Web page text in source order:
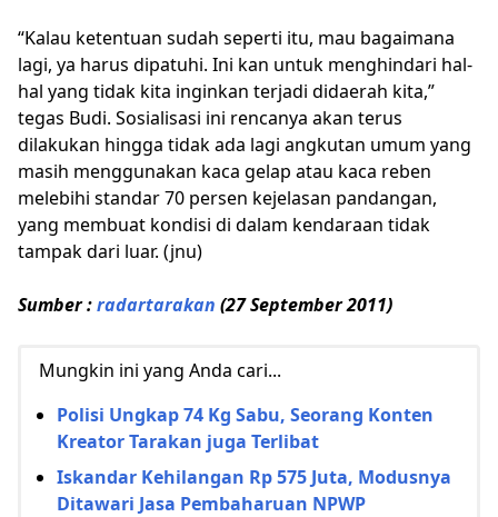
“Kalau ketentuan sudah seperti itu, mau bagaimana
lagi, ya harus dipatuhi. Ini kan untuk menghindari hal-
hal yang tidak kita inginkan terjadi didaerah kita,”
tegas Budi. Sosialisasi ini rencanya akan terus
dilakukan hingga tidak ada lagi angkutan umum yang
masih menggunakan kaca gelap atau kaca reben
melebihi standar 70 persen kejelasan pandangan,
yang membuat kondisi di dalam kendaraan tidak
tampak dari luar. (jnu)
Sumber :radartarakan (27 September 2011)
Mungkin ini yang Anda cari...
Polisi Ungkap 74 Kg Sabu, Seorang Konten
Kreator Tarakan juga Terlibat
Iskandar Kehilangan Rp 575 Juta, Modusnya
Ditawari Jasa Pembaharuan NPWP